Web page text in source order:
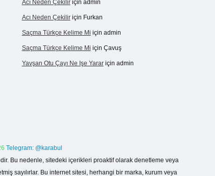
Acı Neden Çekiliriçin admin
Acı Neden Çekiliriçin Furkan
Saçma Türkçe Kelime Mi için admin
Saçma Türkçe Kelime Mi için Çavuş
Yavşan Otu Çayı Ne Işe Yarariçin admin
Telegram: @karabul
Bu nedenle, sitedeki içerikleri proaktif olarak denetleme veya
sayılırlar. Bu internet sitesi, herhangi bir marka, kurum veya